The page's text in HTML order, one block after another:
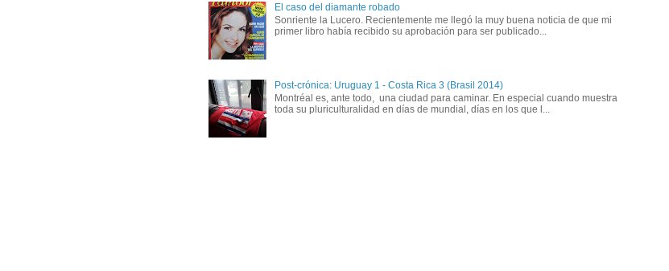
El caso del diamante robado
Sonriente la Lucero. Recientemente me llegó la muy buena noticia de que mi
primer libro había recibido su aprobación para ser publicado...
Post-crónica: Uruguay 1 - Costa Rica 3 (Brasil 2014)
Montréal es, ante todo, una ciudad para caminar. En especial cuando muestra
toda su pluriculturalidad en días de mundial, días en los que l...